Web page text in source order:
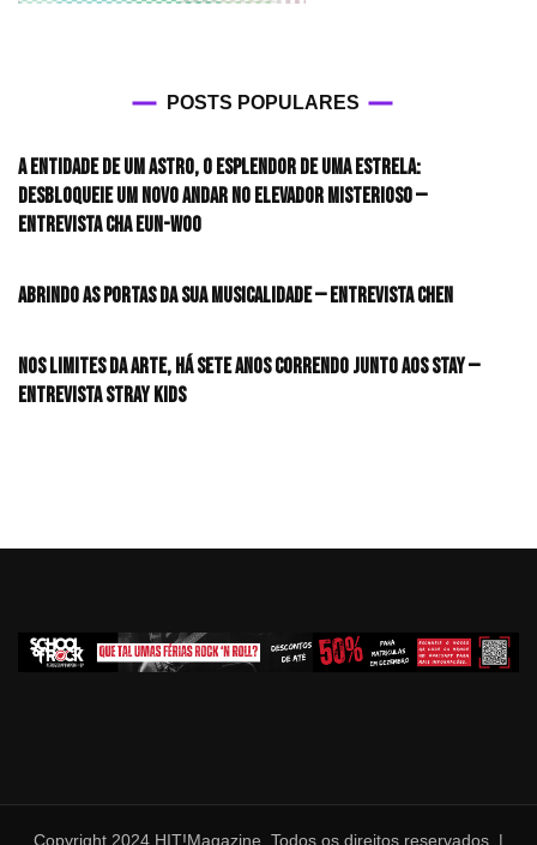
POSTS POPULARES
A entidade de um astro, o esplendor de uma estrela:
desbloqueie um novo andar no elevador misterioso —
Entrevista CHA EUN-WOO
Abrindo as portas da sua musicalidade — Entrevista CHEN
Nos limites da arte, há sete anos correndo junto aos STAY —
Entrevista Stray Kids
Copyright 2024 HIT!Magazine. Todos os direitos reservados. |